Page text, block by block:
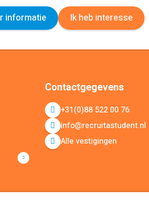
informatie Ik heb interesse
Contactgegevens
+31(0)88 522 00 76
info@recruitastudent.nl
Alle vestigingen